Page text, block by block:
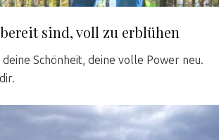
sind, voll zu erblühen
Schönheit, deine volle Power neu.